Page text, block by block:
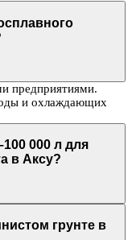
предприятиями.
и охлаждающих
000 л для
в Аксу?
грунте в